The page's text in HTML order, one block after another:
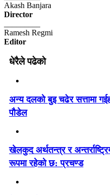
Akash Banjara
Director
Ramesh Regmi
Editor
धेरैले पढेको
अन्य दलको बुइ चढेर सत्तामा
पौडेल
खेलकुद अर्थतन्त्र र
रूपमा रहेको छ: प्रचण्ड